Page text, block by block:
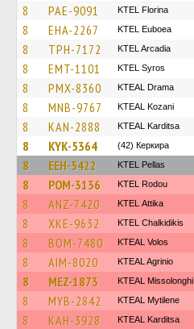
8 PAE-9091 KTEL Florina
8 EHA-2267 ΚΤΕL Euboea
8 TPH-7172 KTEL Arcadia
8 EMT-1101 KTEL Syros
8 PMX-8360 KTEAL Drama
8 MNB-9767 KTEAL Kozani
8 KAN-2888 KTEAL Karditsa
8 KYK-5364 (42) Керкира
8 EEH-5422 KTEL Pellas
8 POM-3136 ΚΤΕL Rodou
8 ANZ-7420 KΤΕL Αttika
8 XKE-9632 ΚΤΕL Chalkidikis
8 BOM-7480 KTEAL Volos
8 AIM-8020 KTEAL Agrinio
8 MEZ-1873 KTEAL Missolonghi
8 MYB-2842 KTEAL Mytilene
8 KAH-3928 KTEAL Karditsa